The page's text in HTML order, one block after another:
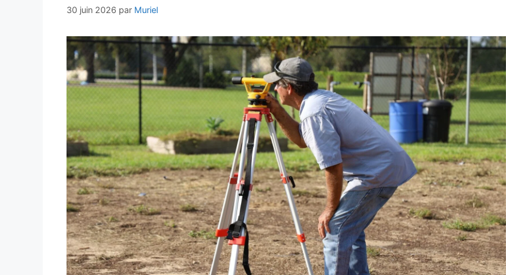
30 juin 2026 par Muriel